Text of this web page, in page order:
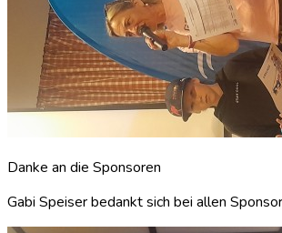
Danke an die Sponsoren
Gabi Speiser bedankt sich bei allen